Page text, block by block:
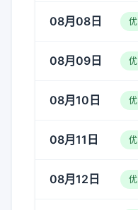
08月08日 优
08月09日 优
08月10日 优
08月11日 优
08月12日 优